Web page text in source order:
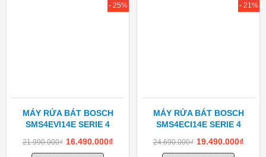
MÁY RỬA BÁT BOSCH
SMS4EVI14E SERIE 4
21.990.000₫ 16.490.000₫
- 25%
MÁY RỬA BÁT BOSCH
SMS4ECI14E SERIE 4
24.690.000₫ 19.490.000₫
- 21%